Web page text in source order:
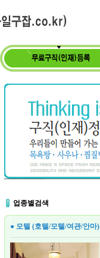
업종별검색
● 모텔 (호텔/모텔/여관/안마)